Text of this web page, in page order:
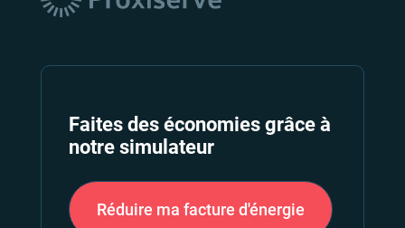
Faites des économies grâce à
notre simulateur
Réduire ma facture d'énergie